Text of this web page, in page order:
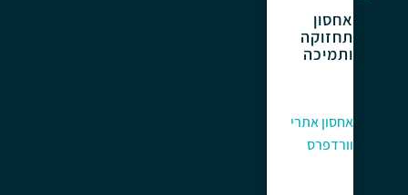
אחסון
תחזוקה
ותמיכה
אחסון אתרי
וורדפרס